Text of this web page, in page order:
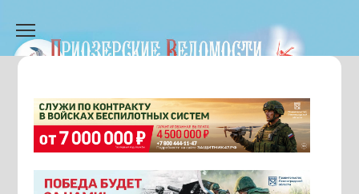
содержанию